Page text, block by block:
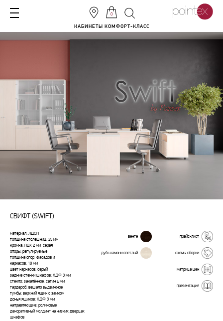
0
КАБИНЕТЫ КОМФОРТ-КЛАСС
СВИФТ (SWIFT)
материал: ЛДСП
толщина столешниц: 25 мм
кромка: ПВХ 2 мм, серая
опоры: регулируемые
толщина опор, фасадов и
каркасов: 18 мм
цвет каркасов: серый
задние стенки шкафов: ХДФ 3 мм
стекло: закалённое, сатин 4 мм
гардероб: вешало выдвижное
тумбы: верхний ящик с замком
донья ящиков: ХДФ 3 мм
направляющие: роликовые
декоративный молдинг на низких дверцах
шкафов
венге
дуб шамони светлый
прайс-лист
схемы сборки
матрица цен
презентация